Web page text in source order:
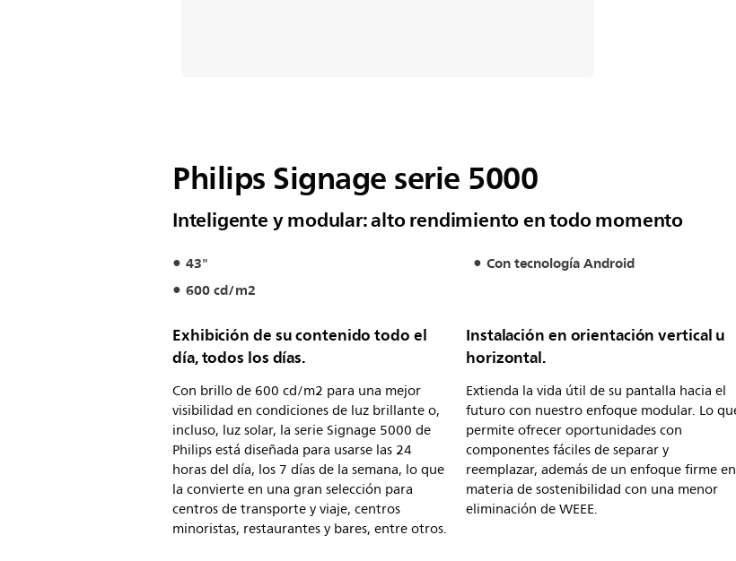
Philips Signage serie 5000
Inteligente y modular: alto rendimiento en todo momento
43"
Con tecnología Android
600 cd/m2
Exhibición de su contenido todo el
día, todos los días.
Con brillo de 600 cd/m2 para una mejor
visibilidad en condiciones de luz brillante o,
incluso, luz solar, la serie Signage 5000 de
Philips está diseñada para usarse las 24
horas del día, los 7 días de la semana, lo que
la convierte en una gran selección para
centros de transporte y viaje, centros
minoristas, restaurantes y bares, entre otros.
Instalación en orientación vertical u
horizontal.
Extienda la vida útil de su pantalla hacia el
futuro con nuestro enfoque modular. Lo
permite ofrecer oportunidades con
componentes fáciles de separar y
reemplazar, además de un enfoque firme en
materia de sostenibilidad con una menor
eliminación de WEEE.